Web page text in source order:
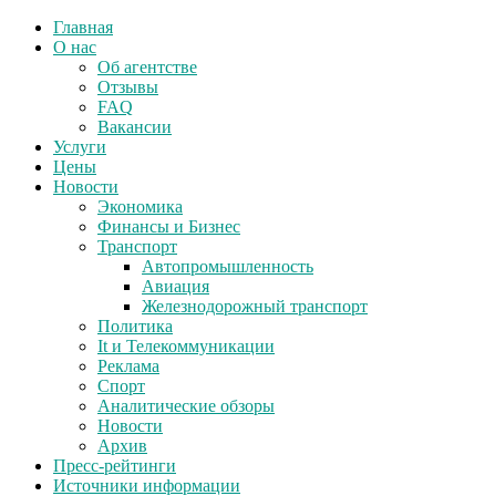
Главная
О нас
Об агентстве
Отзывы
FAQ
Вакансии
Услуги
Цены
Новости
Экономика
Финансы и Бизнес
Транспорт
Автопромышленность
Авиация
Железнодорожный транспорт
Политика
It и Телекоммуникации
Реклама
Спорт
Аналитические обзоры
Новости
Архив
Пресс-рейтинги
Источники информации